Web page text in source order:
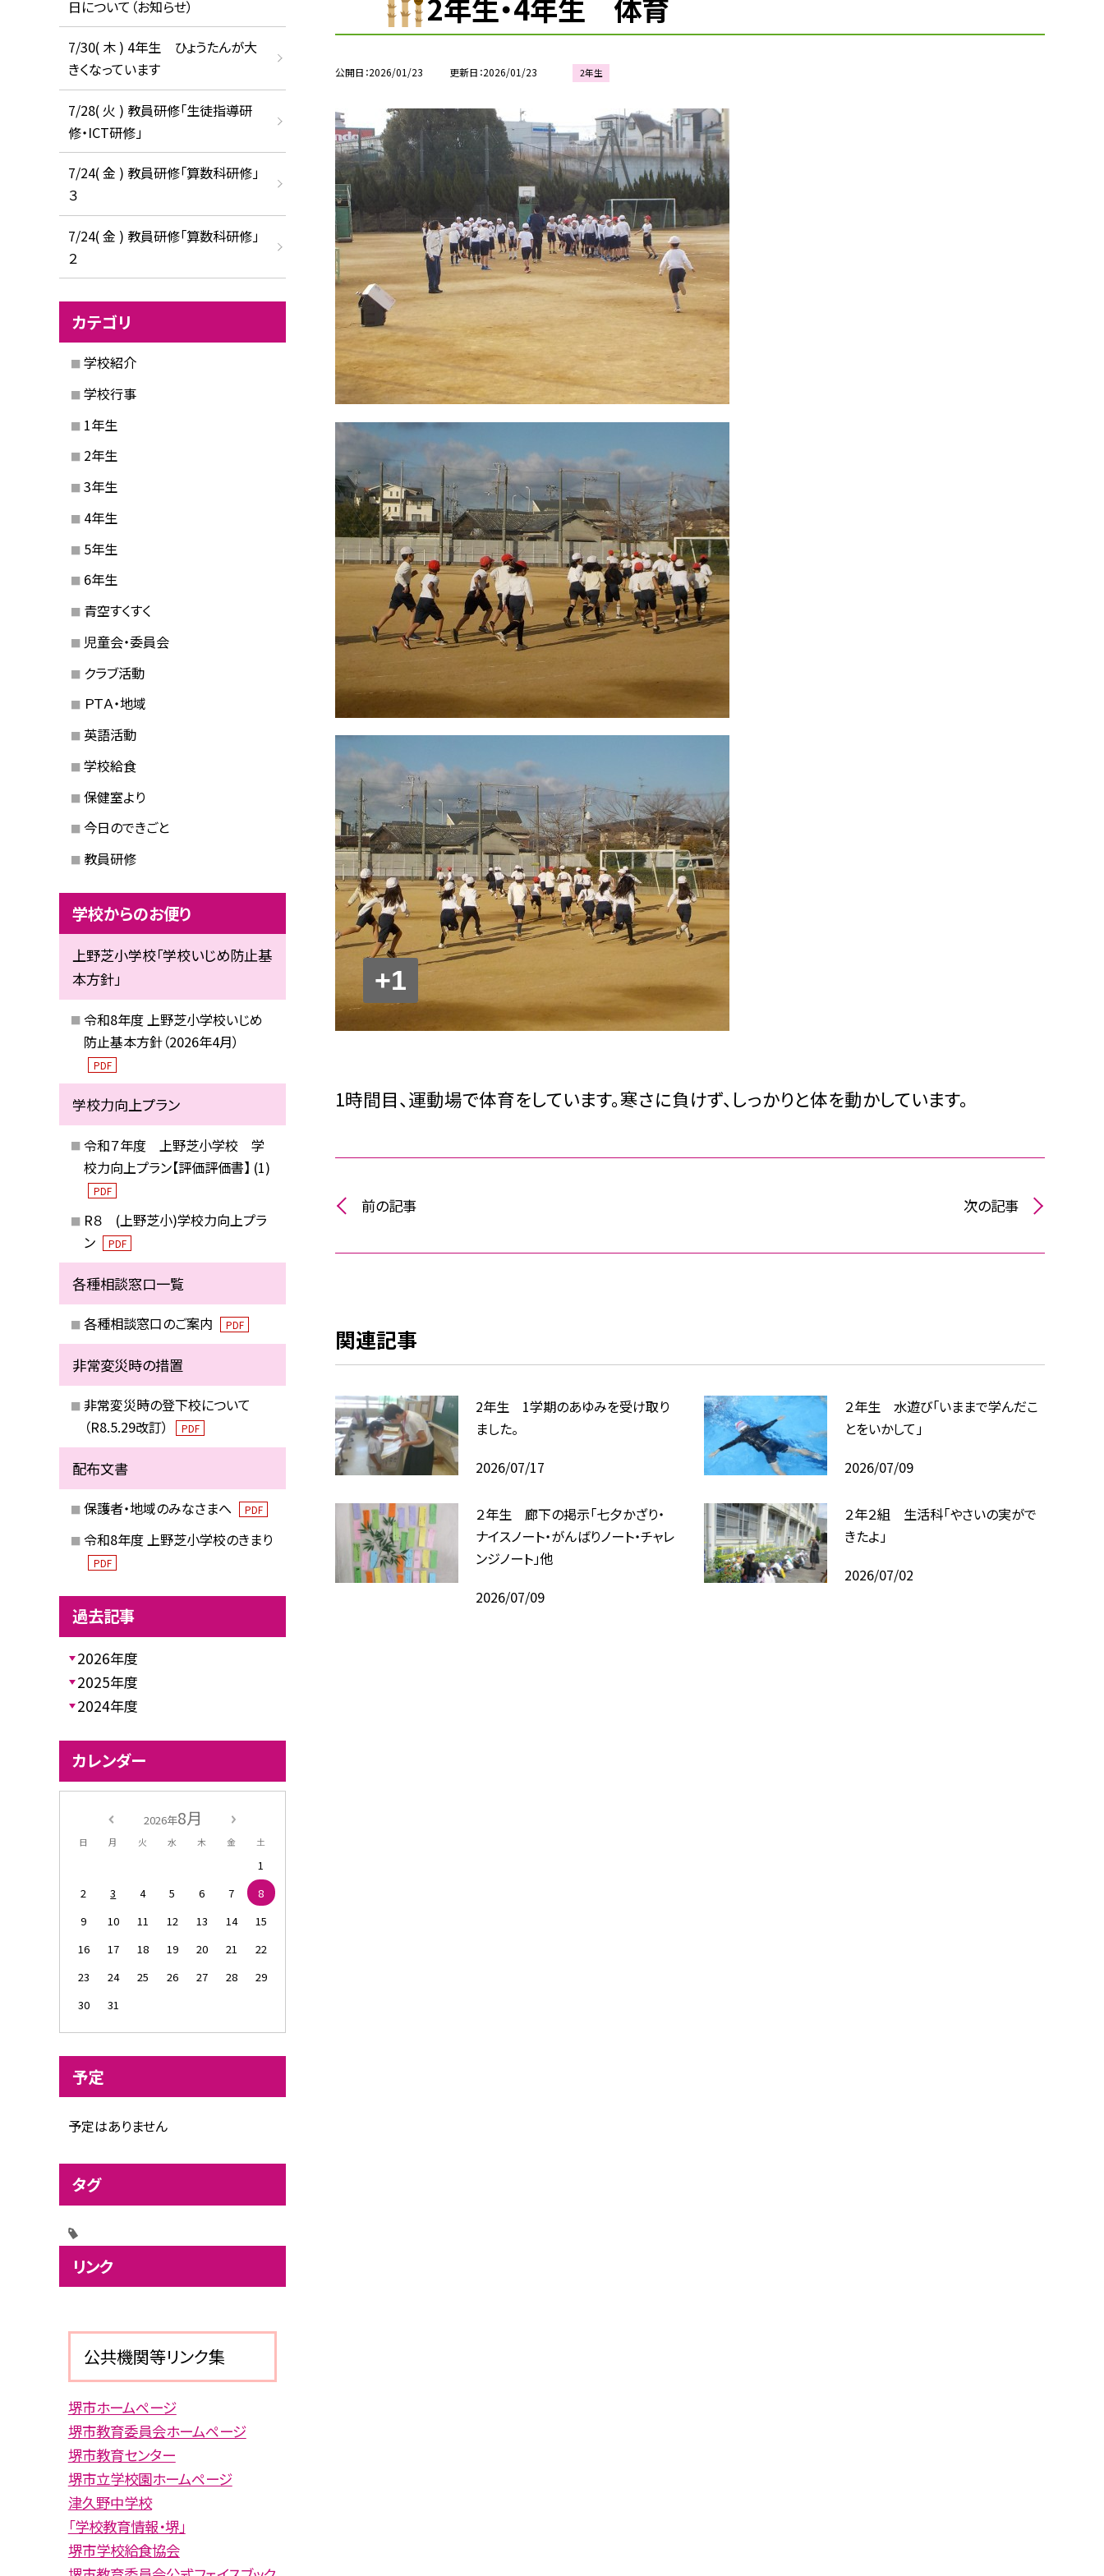
2年生・4年生 体育
公開日 2026/01/23 更新日 2026/01/23 2年生
+1
1時間目、運動場で体育をしています。寒さに負けず、しっかりと体を動かしています。
前の記事 次の記事
関連記事
2年生 1学期のあゆみを受け取り
ました。
2026/07/17
２年生 水遊び「いままで学んだこ
とをいかして」
2026/07/09
２年生 廊下の掲示「七夕かざり・
ナイスノート・がんばりノート・チャレ
ンジノート」他
2026/07/09
２年２組 生活科「やさいの実がで
きたよ」
2026/07/02
日について（お知らせ）
7/30( 木 ) 4年生 ひょうたんが大
きくなっています
7/28( 火 ) 教員研修「生徒指導研
修・ICT研修」
7/24( 金 ) 教員研修「算数科研修」
３
7/24( 金 ) 教員研修「算数科研修」
２
カテゴリ
学校紹介
学校行事
1年生
2年生
3年生
4年生
5年生
6年生
青空すくすく
児童会・委員会
クラブ活動
ＰＴＡ・地域
英語活動
学校給食
保健室より
今日のできごと
教員研修
学校からのお便り
上野芝小学校「学校いじめ防止基
本方針」
令和8年度 上野芝小学校いじめ
防止基本方針（2026年4月）
PDF
学校力向上プラン
令和７年度 上野芝小学校 学
校力向上プラン【評価評価書】 (1)
PDF
R８ (上野芝小)学校力向上プラ
ン
PDF
各種相談窓口一覧
各種相談窓口のご案内 PDF
非常変災時の措置
非常変災時の登下校について
（R8.5.29改訂）
PDF
配布文書
保護者・地域のみなさまへ PDF
令和8年度 上野芝小学校のきまり
PDF
過去記事
2026年度
2025年度
2024年度
カレンダー
2026年8月
日 月 火 水 木 金 土
1
2
3 4 5 6 7
8
9
10 11 12 13 14
15
16
17 18 19 20 21
22
23
24 25 26 27 28
29
30
31
予定
予定はありません
タグ
リンク
公共機関等リンク集
堺市ホームページ
堺市教育委員会ホームページ
堺市教育センター
堺市立学校園ホームページ
津久野中学校
「学校教育情報・堺」
堺市学校給食協会